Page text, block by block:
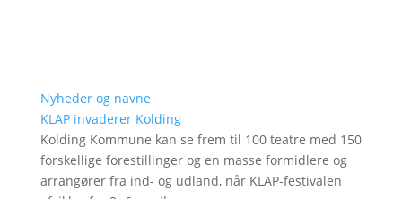
Nyheder og navne
KLAP invaderer Kolding
Kolding Kommune kan se frem til 100 teatre med 150
forskellige forestillinger og en masse formidlere og
arrangører fra ind- og udland, når KLAP-festivalen